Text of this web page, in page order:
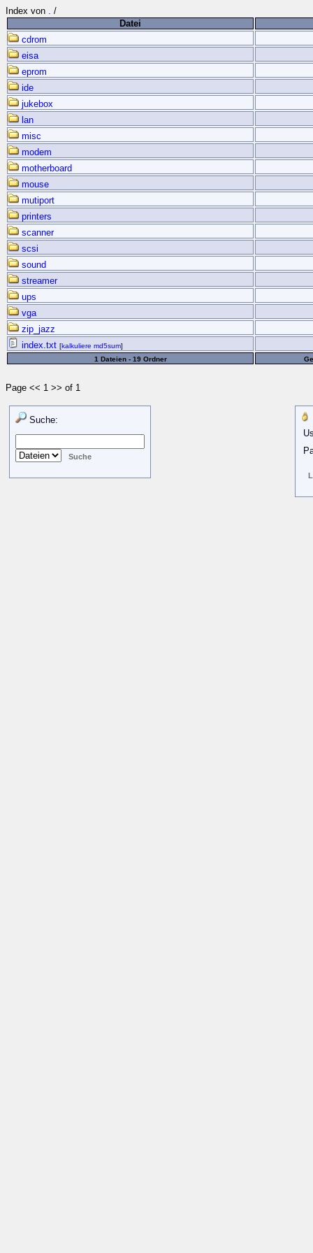
Index von . /
Datei
cdrom
eisa
eprom
ide
jukebox
lan
misc
modem
motherboard
mouse
mutiport
printers
scanner
scsi
sound
streamer
ups
vga
zip_jazz
index.txt [kalkuliere md5sum]
1 Dateien - 19 Ordner
Page << 1 >> of 1
Suche: